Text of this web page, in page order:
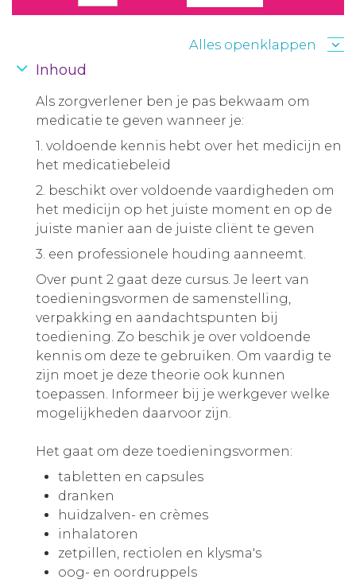
Alles openklappen
Inhoud
Als zorgverlener ben je pas bekwaam om
medicatie te geven wanneer je:
1. voldoende kennis hebt over het medicijn en
het medicatiebeleid
2. beschikt over voldoende vaardigheden om
het medicijn op het juiste moment en op de
juiste manier aan de juiste cliënt te geven
3. een professionele houding aanneemt.
Over punt 2 gaat deze cursus. Je leert van
toedieningsvormen de samenstelling,
verpakking en aandachtspunten bij
toediening. Zo beschik je over voldoende
kennis om deze te gebruiken. Om vaardig te
zijn moet je deze theorie ook kunnen
toepassen. Informeer bij je werkgever welke
mogelijkheden daarvoor zijn.
Het gaat om deze toedieningsvormen:
tabletten en capsules
dranken
huidzalven- en crèmes
inhalatoren
zetpillen, rectiolen en klysma's
oog- en oordruppels